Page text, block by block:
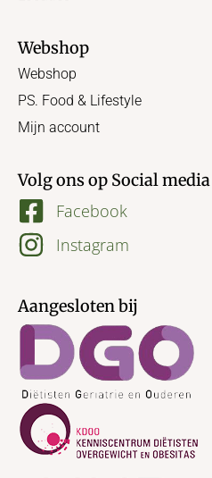
Webshop
Webshop
PS. Food & Lifestyle
Mijn account
Volg ons op Social media
Facebook
Instagram
Aangesloten bij